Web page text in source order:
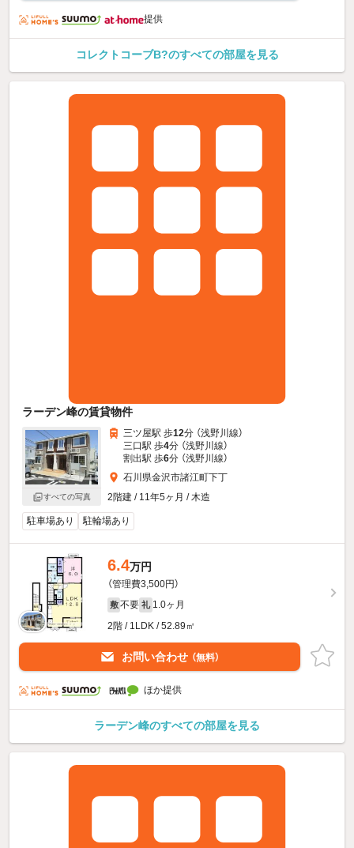
提供
コレクトコーブB?のすべての部屋を見る
ラーデン峰の賃貸物件
すべての写真
三ツ屋駅 歩12分 （浅野川線）
三口駅 歩4分 （浅野川線）
割出駅 歩6分 （浅野川線）
石川県金沢市諸江町下丁
2階建 / 11年5ヶ月 / 木造
駐車場あり 駐輪場あり
6.4万円
（管理費3,500円）
敷 不要 礼 1.0ヶ月
2階 / 1LDK / 52.89㎡
お問い合わせ （無料）
ほか提供
ラーデン峰のすべての部屋を見る